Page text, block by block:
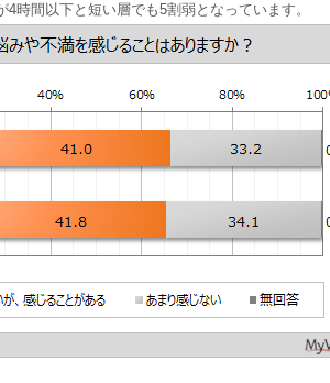
時間以下と短い層でも5割弱となっています。